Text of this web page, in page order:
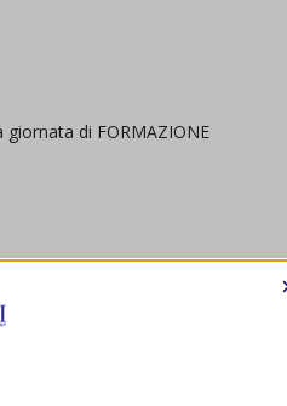
giornata di FORMAZIONE